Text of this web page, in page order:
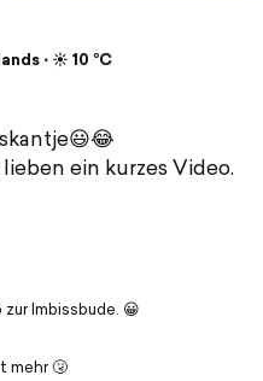
⋅ ☀️ 10 °C
ein kurzes Video.
Imbissbude. 😀
mehr 🤧